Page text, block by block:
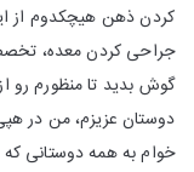
کردن ذهن هیچکدوم از
جراحی کردن معده،
گوش بدید تا منظورم
دوستان عزیزم، من در
خوام به همه دوستانی